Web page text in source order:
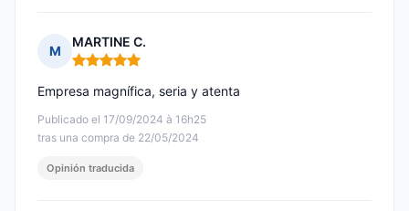
M
MARTINE C.
Nota: 5 de 5
Publicado el 17/09/2024 à 16h25
tras una compra de 22/05/2024
Empresa magnífica, seria y atenta
Opinión traducida